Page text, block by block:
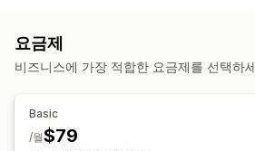
AI 분석 정보
시각화 및 보고서
요금제
비즈니스에 가장 적합한 요금제를 선택하
Basic
$79
/월